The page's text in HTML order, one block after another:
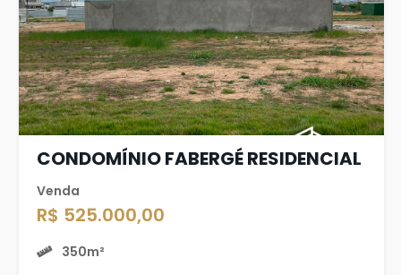
CONDOMÍNIO FABERGÉ RESIDENCIAL
Venda
R$ 525.000,00
350m²